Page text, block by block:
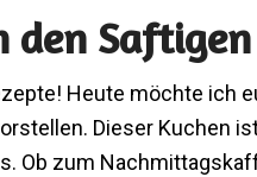
den
Heute möchte ich
Dieser Kuchen
Ob zum